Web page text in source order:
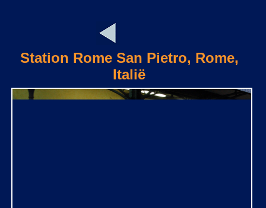
Station Rome San Pietro, Rome,
Italië